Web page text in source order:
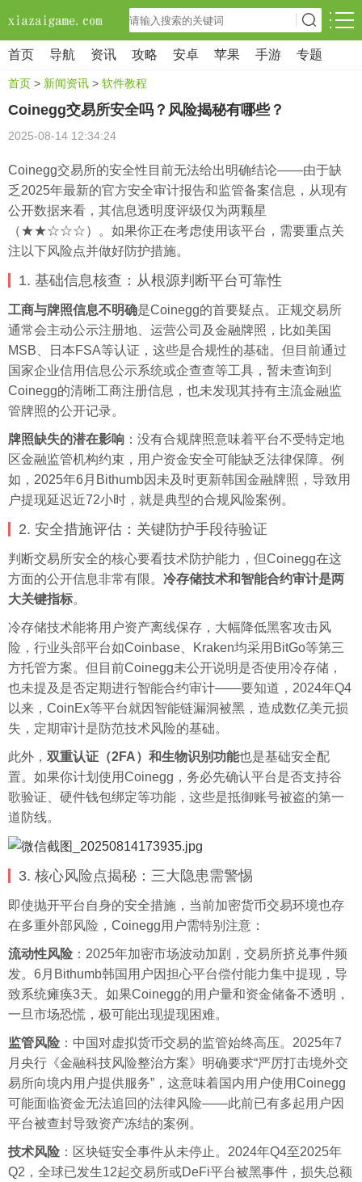
首页 导航 资讯 攻略 安卓 苹果 手游 专题
首页 > 新闻资讯 > 软件教程
‌Coinegg交易所安全吗？风险揭秘有哪些？‌
2025-08-14 12:34:24
Coinegg交易所的安全性目前无法给出明确结论——由于缺
乏2025年最新的官方安全审计报告和监管备案信息，从现有
公开数据来看，其信息透明度评级仅为两颗星
（★★☆☆☆）。如果你正在考虑使用该平台，需要重点关
注以下风险点并做好防护措施。
1. 基础信息核查：从根源判断平台可靠性
工商与牌照信息不明确是Coinegg的首要疑点。正规交易所
通常会主动公示注册地、运营公司及金融牌照，比如美国
MSB、日本FSA等认证，这些是合规性的基础。但目前通过
国家企业信用信息公示系统或企查查等工具，暂未查询到
Coinegg的清晰工商注册信息，也未发现其持有主流金融监
管牌照的公开记录。
牌照缺失的潜在影响 ：没有合规牌照意味着平台不受特定地
区金融监管机构约束，用户资金安全可能缺乏法律保障。例
如，2025年6月Bithumb因未及时更新韩国金融牌照，导致用
户提现延迟近72小时，就是典型的合规风险案例。
2. 安全措施评估：关键防护手段待验证
判断交易所安全的核心要看技术防护能力，但Coinegg在这
方面的公开信息非常有限。 冷存储技术和智能合约审计是两
大关键指标。
冷存储技术能将用户资产离线保存，大幅降低黑客攻击风
险，行业头部平台如Coinbase、Kraken均采用BitGo等第三
方托管方案。但目前Coinegg未公开说明是否使用冷存储，
也未提及是否定期进行智能合约审计——要知道，2024年Q4
以来，CoinEx等平台就因智能链漏洞被黑，造成数亿美元损
失，定期审计是防范技术风险的基础。
此外， 双重认证（2FA）和生物识别功能也是基础安全配
置。如果你计划使用Coinegg，务必先确认平台是否支持谷
歌验证、硬件钱包绑定等功能，这些是抵御账号被盗的第一
道防线。
3. 核心风险点揭秘：三大隐患需警惕
即使抛开平台自身的安全措施，当前加密货币交易环境也存
在多重外部风险，Coinegg用户需特别注意：
流动性风险：2025年加密市场波动加剧，交易所挤兑事件频
发。6月Bithumb韩国用户因担心平台偿付能力集中提现，导
致系统瘫痪3天。如果Coinegg的用户量和资金储备不透明，
一旦市场恐慌，极可能出现提现困难。
监管风险：中国对虚拟货币交易的监管始终高压。2025年7
月央行《金融科技风险整治方案》明确要求“严厉打击境外交
易所向境内用户提供服务”，这意味着国内用户使用Coinegg
可能面临资金无法追回的法律风险——此前已有多起用户因
平台被查封导致资产冻结的案例。
技术风险：区块链安全事件从未停止。2024年Q4至2025年
Q2，全球已发生12起交易所或DeFi平台被黑事件，损失总额